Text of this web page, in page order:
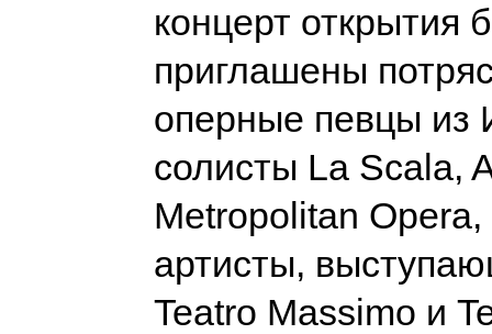
концерт открытия
приглашены
оперные певцы из
солисты La Scala,
Metropolitan Opera,
артисты,
Teatro Massimo и